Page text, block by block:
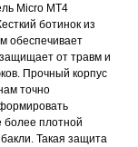
Micro MT4
ботинок из
обеспечивает
от травм и
Прочный корпус
точно
более плотной
Такая защита